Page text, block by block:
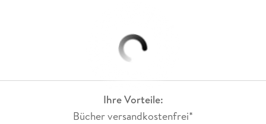
Ihre Vorteile:
Bücher versandkostenfrei*